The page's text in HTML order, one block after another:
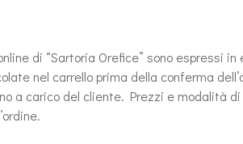
di “Sartoria Orefice” sono espressi
nel carrello prima della conferma
a carico del cliente. Prezzi e modalità